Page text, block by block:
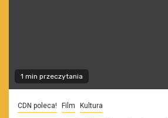
1 min przeczytania
CDN poleca! Film Kultura